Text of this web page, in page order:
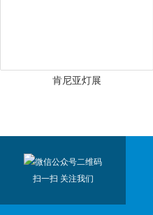
肯尼亚灯展
扫一扫 关注我们